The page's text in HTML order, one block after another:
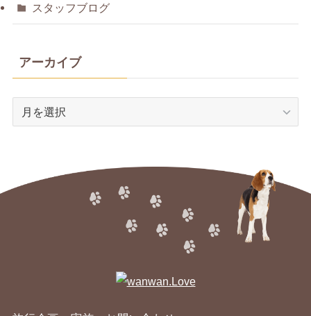
スタッフブログ
アーカイブ